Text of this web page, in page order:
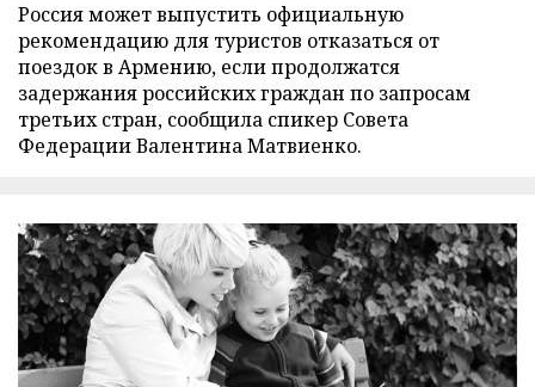
Россия может выпустить официальную
рекомендацию для туристов отказаться от
поездок в Армению, если продолжатся
задержания российских граждан по запросам
третьих стран, сообщила спикер Совета
Федерации Валентина Матвиенко.